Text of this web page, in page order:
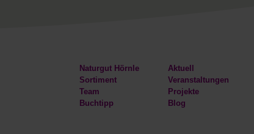
Naturgut Hörnle
Sortiment
Team
Buchtipp
Aktuell
Veranstaltungen
Projekte
Blog